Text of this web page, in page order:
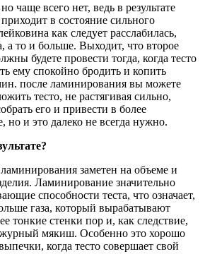
чаще всего нет, ведь в результате
в состояние сильного
как следует расслабилась,
а то и больше. Выходит, что второе
будете провести тогда, когда тесто
ему спокойно бродить и копить
после ламинирования вы можете
тесто, не растягивая сильно,
его и привести в более
но и это далеко не всегда нужно.
ламинирования заметен на объеме и
Ламинирование значительно
способности теста, что означает,
газа, который вырабатывают
тонкие стенки пор и, как следствие,
мякиш. Особенно это хорошо
когда тесто совершает свой